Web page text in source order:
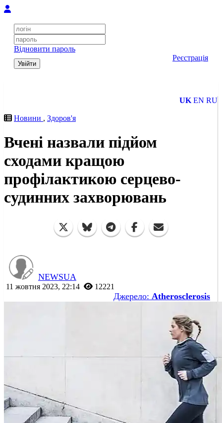
Відновити пароль
Увійти
Реєстрація
UK EN RU
Новини , Здоров'я
Вчені назвали підйом
сходами кращою
профілактикою серцево-
судинних захворювань
NEWSUA
11 жовтня 2023, 22:14 12221
Джерело: Atherosclerosis